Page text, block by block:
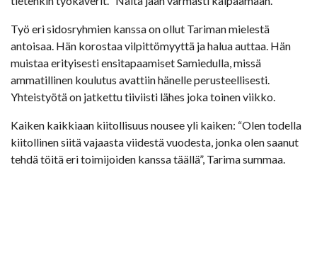
Työ eri sidosryhmien kanssa on ollut Tariman mielestä
antoisaa. Hän korostaa vilpittömyyttä ja halua auttaa. Hän
muistaa erityisesti ensitapaamiset Samiedulla, missä
ammatillinen koulutus avattiin hänelle perusteellisesti.
Yhteistyötä on jatkettu tiiviisti lähes joka toinen viikko.
Kaiken kaikkiaan kiitollisuus nousee yli kaiken: “Olen todella
kiitollinen siitä vajaasta viidestä vuodesta, jonka olen saanut
tehdä töitä eri toimijoiden kanssa täällä”, Tarima summaa.